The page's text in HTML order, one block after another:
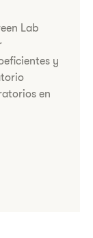
Lab
y
en